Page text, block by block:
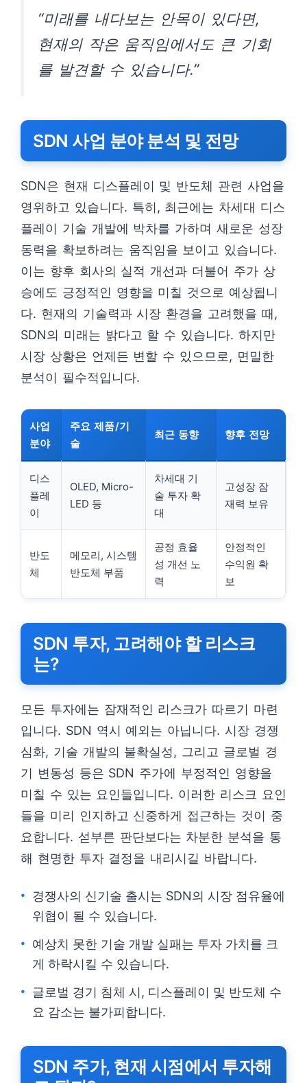
“미래를 내다보는 안목이 있다면,
현재의 작은 움직임에서도 큰 기회
를 발견할 수 있습니다.”
SDN 사업 분야 분석 및 전망
SDN은 현재 디스플레이 및 반도체 관련 사업을
영위하고 있습니다. 특히, 최근에는 차세대 디스
플레이 기술 개발에 박차를 가하며 새로운 성장
동력을 확보하려는 움직임을 보이고 있습니다.
이는 향후 회사의 실적 개선과 더불어 주가 상
승에도 긍정적인 영향을 미칠 것으로 예상됩니
다. 현재의 기술력과 시장 환경을 고려했을 때,
SDN의 미래는 밝다고 할 수 있습니다. 하지만
시장 상황은 언제든 변할 수 있으므로, 면밀한
분석이 필수적입니다.
사업
분야
주요 제품/기
술
최근 동향 향후 전망
디스
플레
이
OLED, Micro-
LED 등
차세대 기
술 투자 확
대
고성장 잠
재력 보유
반도
체
메모리, 시스템
반도체 부품
공정 효율
성 개선 노
력
안정적인
수익원 확
보
SDN 투자, 고려해야 할 리스크
는?
모든 투자에는 잠재적인 리스크가 따르기 마련
입니다. SDN 역시 예외는 아닙니다. 시장 경쟁
심화, 기술 개발의 불확실성, 그리고 글로벌 경
기 변동성 등은 SDN 주가에 부정적인 영향을
미칠 수 있는 요인들입니다. 이러한 리스크 요인
들을 미리 인지하고 신중하게 접근하는 것이 중
요합니다. 섣부른 판단보다는 차분한 분석을 통
해 현명한 투자 결정을 내리시길 바랍니다.
경쟁사의 신기술 출시는 SDN의 시장 점유율에
위협이 될 수 있습니다.
예상치 못한 기술 개발 실패는 투자 가치를 크
게 하락시킬 수 있습니다.
글로벌 경기 침체 시, 디스플레이 및 반도체 수
요 감소는 불가피합니다.
SDN 주가, 현재 시점에서 투자해